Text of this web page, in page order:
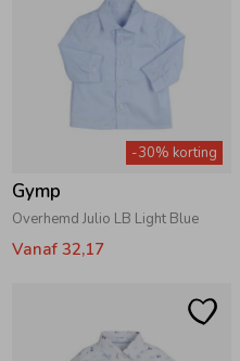
-30% korting
Gymp
Overhemd Julio LB Light Blue
Vanaf 32,17